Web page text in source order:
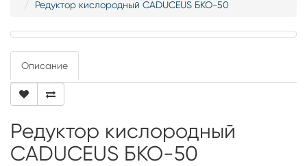
Редуктор кислородный CADUCEUS БКО-50
Описание
Редуктор кислородный
CADUCEUS БКО-50